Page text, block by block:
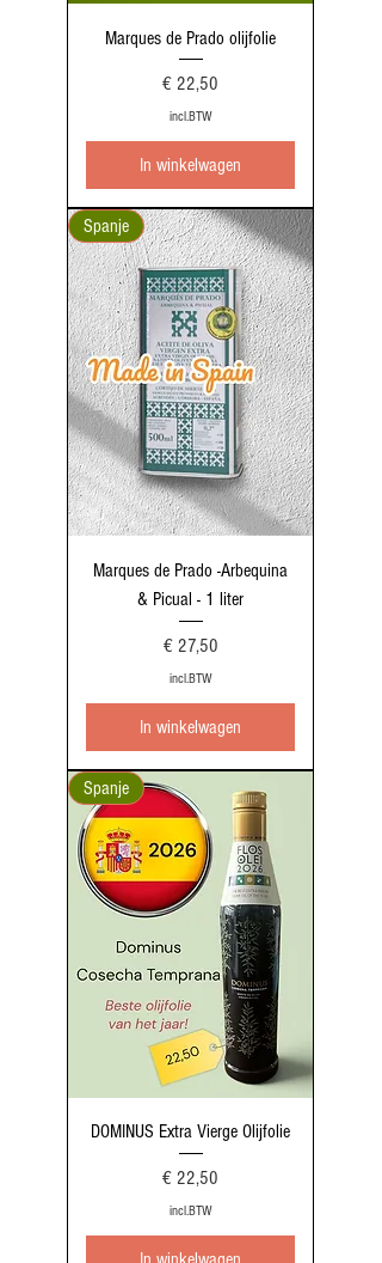
Marques de Prado olijfolie
Prijs
€ 22,50
incl.BTW
In winkelwagen
Spanje
Marques de Prado -Arbequina
& Picual - 1 liter
Prijs
€ 27,50
incl.BTW
In winkelwagen
Spanje
DOMINUS Extra Vierge Olijfolie
Prijs
€ 22,50
incl.BTW